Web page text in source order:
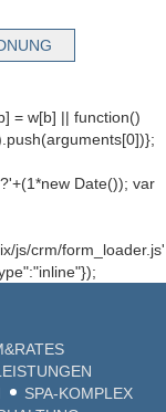
= w[b] || function()
Date()); var
js/crm/
SPA-KOMPLEX